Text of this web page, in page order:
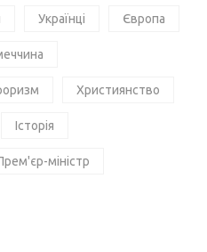
Українці Європа
Християнство
Історія
міністр